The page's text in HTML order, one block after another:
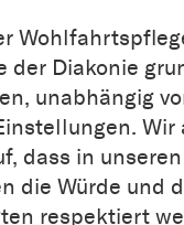
der Diakonie
unabhängig
Wir
dass in unseren
die Würde und
respektiert